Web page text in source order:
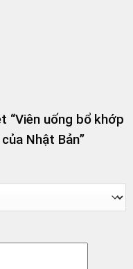
“Viên uống bổ khớp
Nhật Bản”